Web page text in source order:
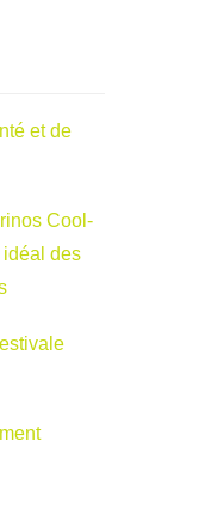
et de
Cool-
idéal des